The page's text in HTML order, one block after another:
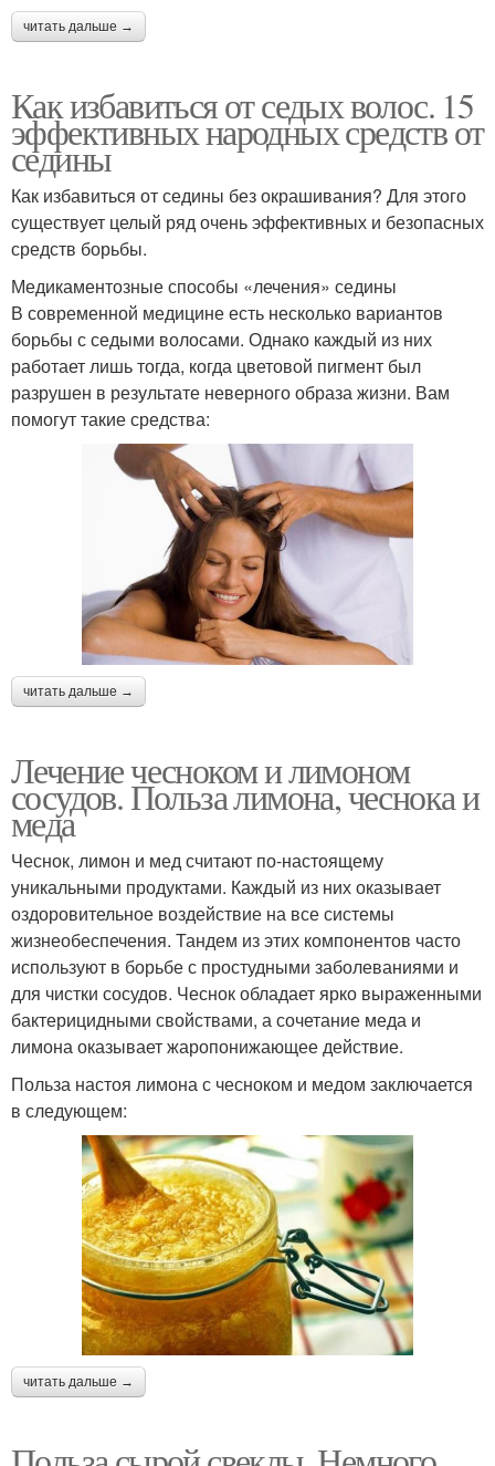
читать дальше →
Как избавиться от седых волос. 15
эффективных народных средств от
седины
Как избавиться от седины без окрашивания? Для этого
существует целый ряд очень эффективных и безопасных
средств борьбы.
Медикаментозные способы «лечения» седины
В современной медицине есть несколько вариантов
борьбы с седыми волосами. Однако каждый из них
работает лишь тогда, когда цветовой пигмент был
разрушен в результате неверного образа жизни. Вам
помогут такие средства:
читать дальше →
Лечение чесноком и лимоном
сосудов. Польза лимона, чеснока и
меда
Чеснок, лимон и мед считают по-настоящему
уникальными продуктами. Каждый из них оказывает
оздоровительное воздействие на все системы
жизнеобеспечения. Тандем из этих компонентов часто
используют в борьбе с простудными заболеваниями и
для чистки сосудов. Чеснок обладает ярко выраженными
бактерицидными свойствами, а сочетание меда и
лимона оказывает жаропонижающее действие.
Польза настоя лимона с чесноком и медом заключается
в следующем:
читать дальше →